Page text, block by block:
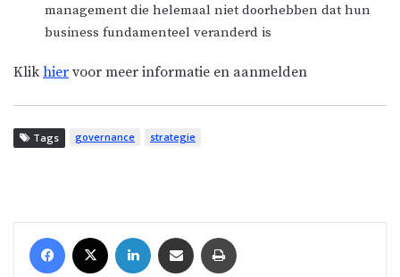
management die helemaal niet doorhebben dat hun
business fundamenteel veranderd is
Klik hier voor meer informatie en aanmelden
Tags governance strategie